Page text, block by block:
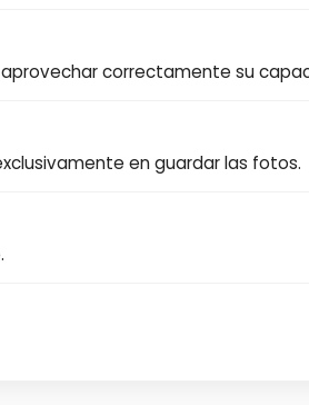
correctamente su
en guardar las fotos.